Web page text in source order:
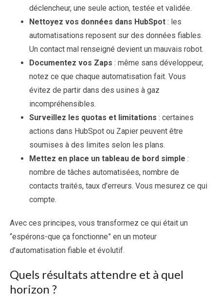
déclencheur, une seule action, testée et validée.
Nettoyez vos données dans HubSpot : les
automatisations reposent sur des données fiables.
Un contact mal renseigné devient un mauvais robot.
Documentez vos Zaps : même sans développeur,
notez ce que chaque automatisation fait. Vous
évitez de partir dans des usines à gaz
incompréhensibles.
Surveillez les quotas et limitations : certaines
actions dans HubSpot ou Zapier peuvent être
soumises à des limites selon les plans.
Mettez en place un tableau de bord simple :
nombre de tâches automatisées, nombre de
contacts traités, taux d’erreurs. Vous mesurez ce qui
compte.
Avec ces principes, vous transformez ce qui était un
“espérons-que ça fonctionne” en un moteur
d’automatisation fiable et évolutif.
Quels résultats attendre et à quel
horizon ?